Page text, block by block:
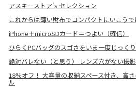
アスキーストア's セレクション
これからは薄い財布でコンパクトにいこう
iPhone＋microSDカード＝つよい（確信）
ひらくPCバッグのスゴさをいま一度じっく
絶対バレない（と思う） レンズ穴がない撮
18％オフ！ 大容量の収納スペース付き、高
ル